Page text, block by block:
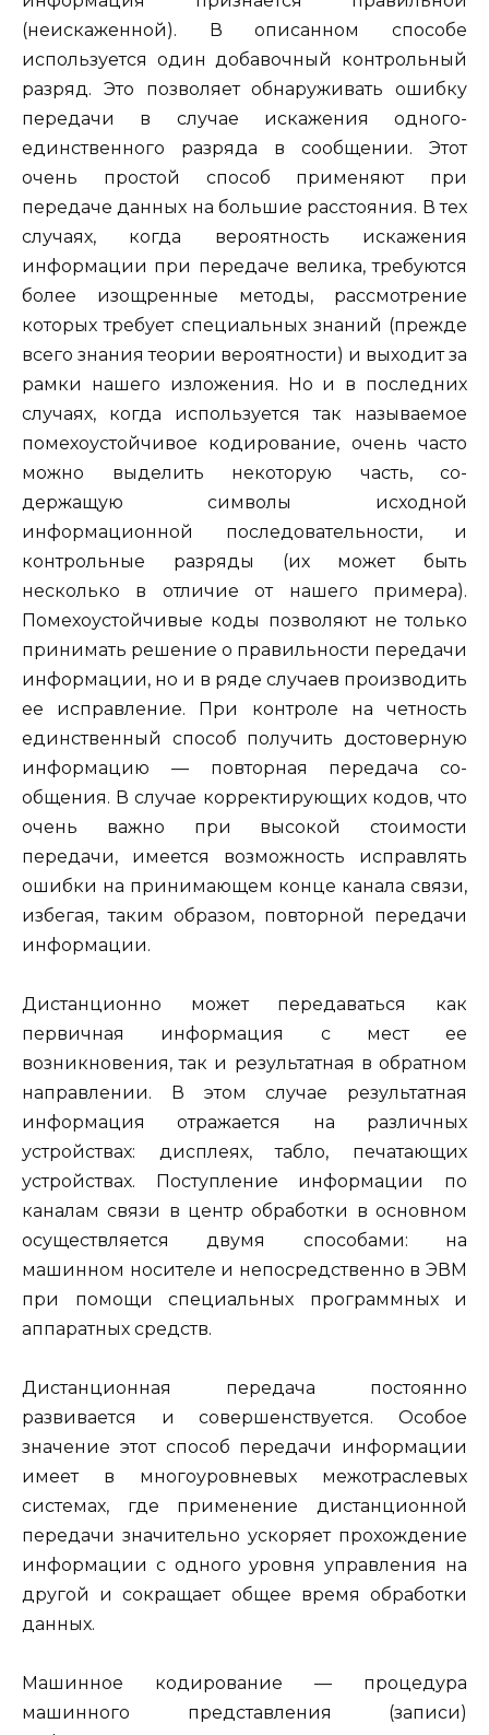
(неискаженной). В описанном способе
используется один добавочный контрольный
разряд. Это позволяет обнаруживать ошибку
передачи в случае искажения одного-
единственного разряда в сообщении. Этот
очень простой способ применяют при
передаче данных на большие расстояния. В тех
случаях, когда вероятность искажения
информации при передаче велика, требуются
более изощренные методы, рассмот­рение
которых требует специальных знаний (прежде
всего знания тео­рии вероятности) и выходит за
рамки нашего изложения. Но и в по­следних
случаях, когда используется так называемое
помехоустойчи­вое кодирование, очень часто
можно выделить некоторую часть, со­
держащую символы исходной
информационной последовательности, и
контрольные разряды (их может быть
несколько в отличие от нашего примера).
Помехоустойчивые коды позволяют не только
принимать решение о правильности передачи
информации, но и в ряде случаев производить
ее исправление. При контроле на четность
единственный способ получить достоверную
информацию — повторная передача со­
общения. В случае корректирующих кодов, что
очень важно при высо­кой стоимости
передачи, имеется возможность исправлять
ошибки на принимающем конце канала связи,
избегая, таким образом, повторной передачи
информации.
Дистанционно может передаваться как
первичная информация с мест ее
возникновения, так и результатная в обратном
направлении. В этом случае результатная
информация отражается на различных
устройствах: дисплеях, табло, печатающих
устройствах. Поступление информации по
каналам связи в центр обработки в основном
осуще­ствляется двумя способами: на
машинном носителе и непосредствен­но в ЭВМ
при помощи специальных программных и
аппаратных средств.
Дистанционная передача постоянно
развивается и совершенству­ется. Особое
значение этот способ передачи информации
имеет в многоуровневых межотраслевых
системах, где применение дистанционной
передачи значительно ускоряет прохождение
информации с одного уровня управления на
другой и сокращает общее время обра­ботки
данных.
Машинное кодирование — процедура
машинного представления (записи)